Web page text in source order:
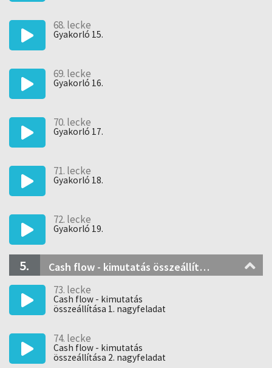
68. lecke
Gyakorló 15.
69. lecke
Gyakorló 16.
70. lecke
Gyakorló 17.
71. lecke
Gyakorló 18.
72. lecke
Gyakorló 19.
5. Cash flow - kimutatás összeállítása (gyakorló feladatok)
73. lecke
Cash flow - kimutatás
összeállítása 1. nagyfeladat
74. lecke
Cash flow - kimutatás
összeállítása 2. nagyfeladat